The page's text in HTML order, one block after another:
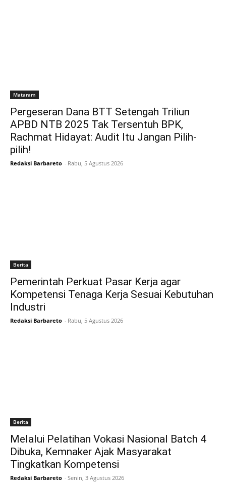
Mataram
Pergeseran Dana BTT Setengah Triliun
APBD NTB 2025 Tak Tersentuh BPK,
Rachmat Hidayat: Audit Itu Jangan Pilih-
pilih!
Redaksi Barbareto - Rabu, 5 Agustus 2026
Berita
Pemerintah Perkuat Pasar Kerja agar
Kompetensi Tenaga Kerja Sesuai Kebutuhan
Industri
Redaksi Barbareto - Rabu, 5 Agustus 2026
Berita
Melalui Pelatihan Vokasi Nasional Batch 4
Dibuka, Kemnaker Ajak Masyarakat
Tingkatkan Kompetensi
Redaksi Barbareto - Senin, 3 Agustus 2026